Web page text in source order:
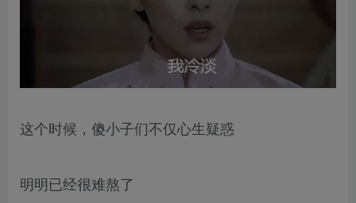
这个时候，傻小子们不仅心生疑惑
明明已经很难熬了